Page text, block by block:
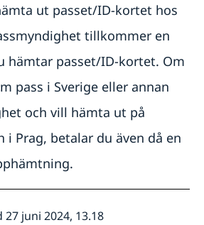
ut passet/ID-kortet hos
tillkommer en
hämtar passet/ID-kortet. Om
pass i Sverige eller annan
och vill hämta ut på
i Prag, betalar du även då en
juni 2024, 13.18